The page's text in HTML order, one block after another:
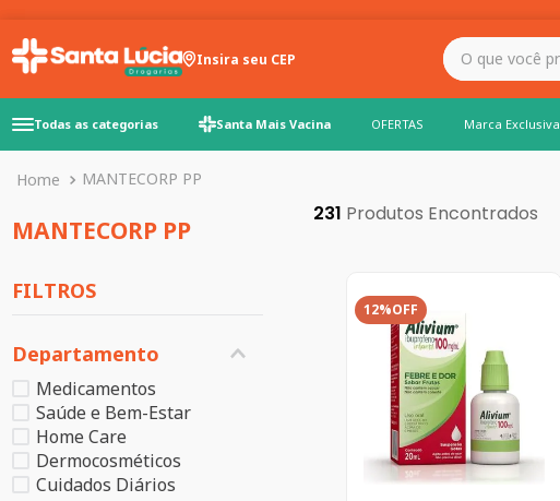
Insira seu CEP
O que você precisa para hoje?
Todas as categorias Santa Mais Vacina OFERTAS Marca Exclusiva
MANTECORP PP
MANTECORP PP
FILTROS
Departamento
Medicamentos
Saúde e Bem-Estar
Home Care
Dermocosméticos
Cuidados Diários
231
12%OFF